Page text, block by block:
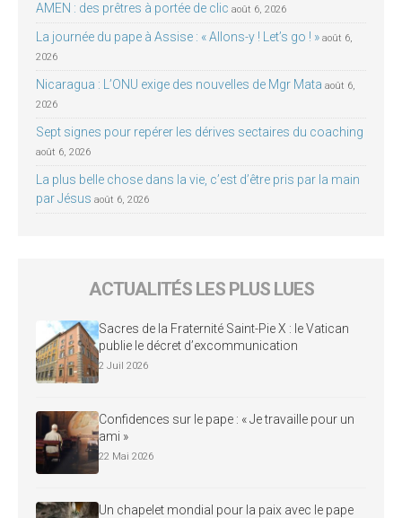
AMEN : des prêtres à portée de clic août 6, 2026
La journée du pape à Assise : « Allons-y ! Let’s go ! » août 6,
2026
Nicaragua : L’ONU exige des nouvelles de Mgr Mata août 6,
2026
Sept signes pour repérer les dérives sectaires du coaching
août 6, 2026
La plus belle chose dans la vie, c’est d’être pris par la main
par Jésus août 6, 2026
ACTUALITÉS LES PLUS LUES
Sacres de la Fraternité Saint-Pie X : le Vatican
publie le décret d’excommunication
2 Juil 2026
Confidences sur le pape : « Je travaille pour un
ami »
22 Mai 2026
Un chapelet mondial pour la paix avec le pape